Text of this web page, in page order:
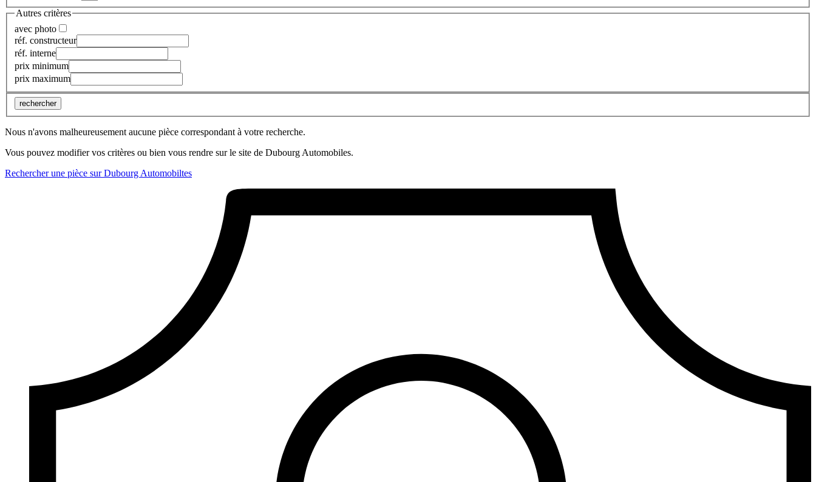
Autres critères
avec photo
réf. constructeur
réf. interne
prix minimum
prix maximum
rechercher
Nous n'avons malheureusement aucune pièce correspondant à votre recherche.
Vous pouvez modifier vos critères ou bien vous rendre sur le site de Dubourg Automobiles.
Rechercher une pièce sur Dubourg Automobiltes